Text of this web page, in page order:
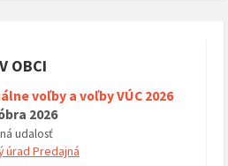
OBCI
voľby a voľby VÚC 2026
2026
udalosť
úrad Predajná